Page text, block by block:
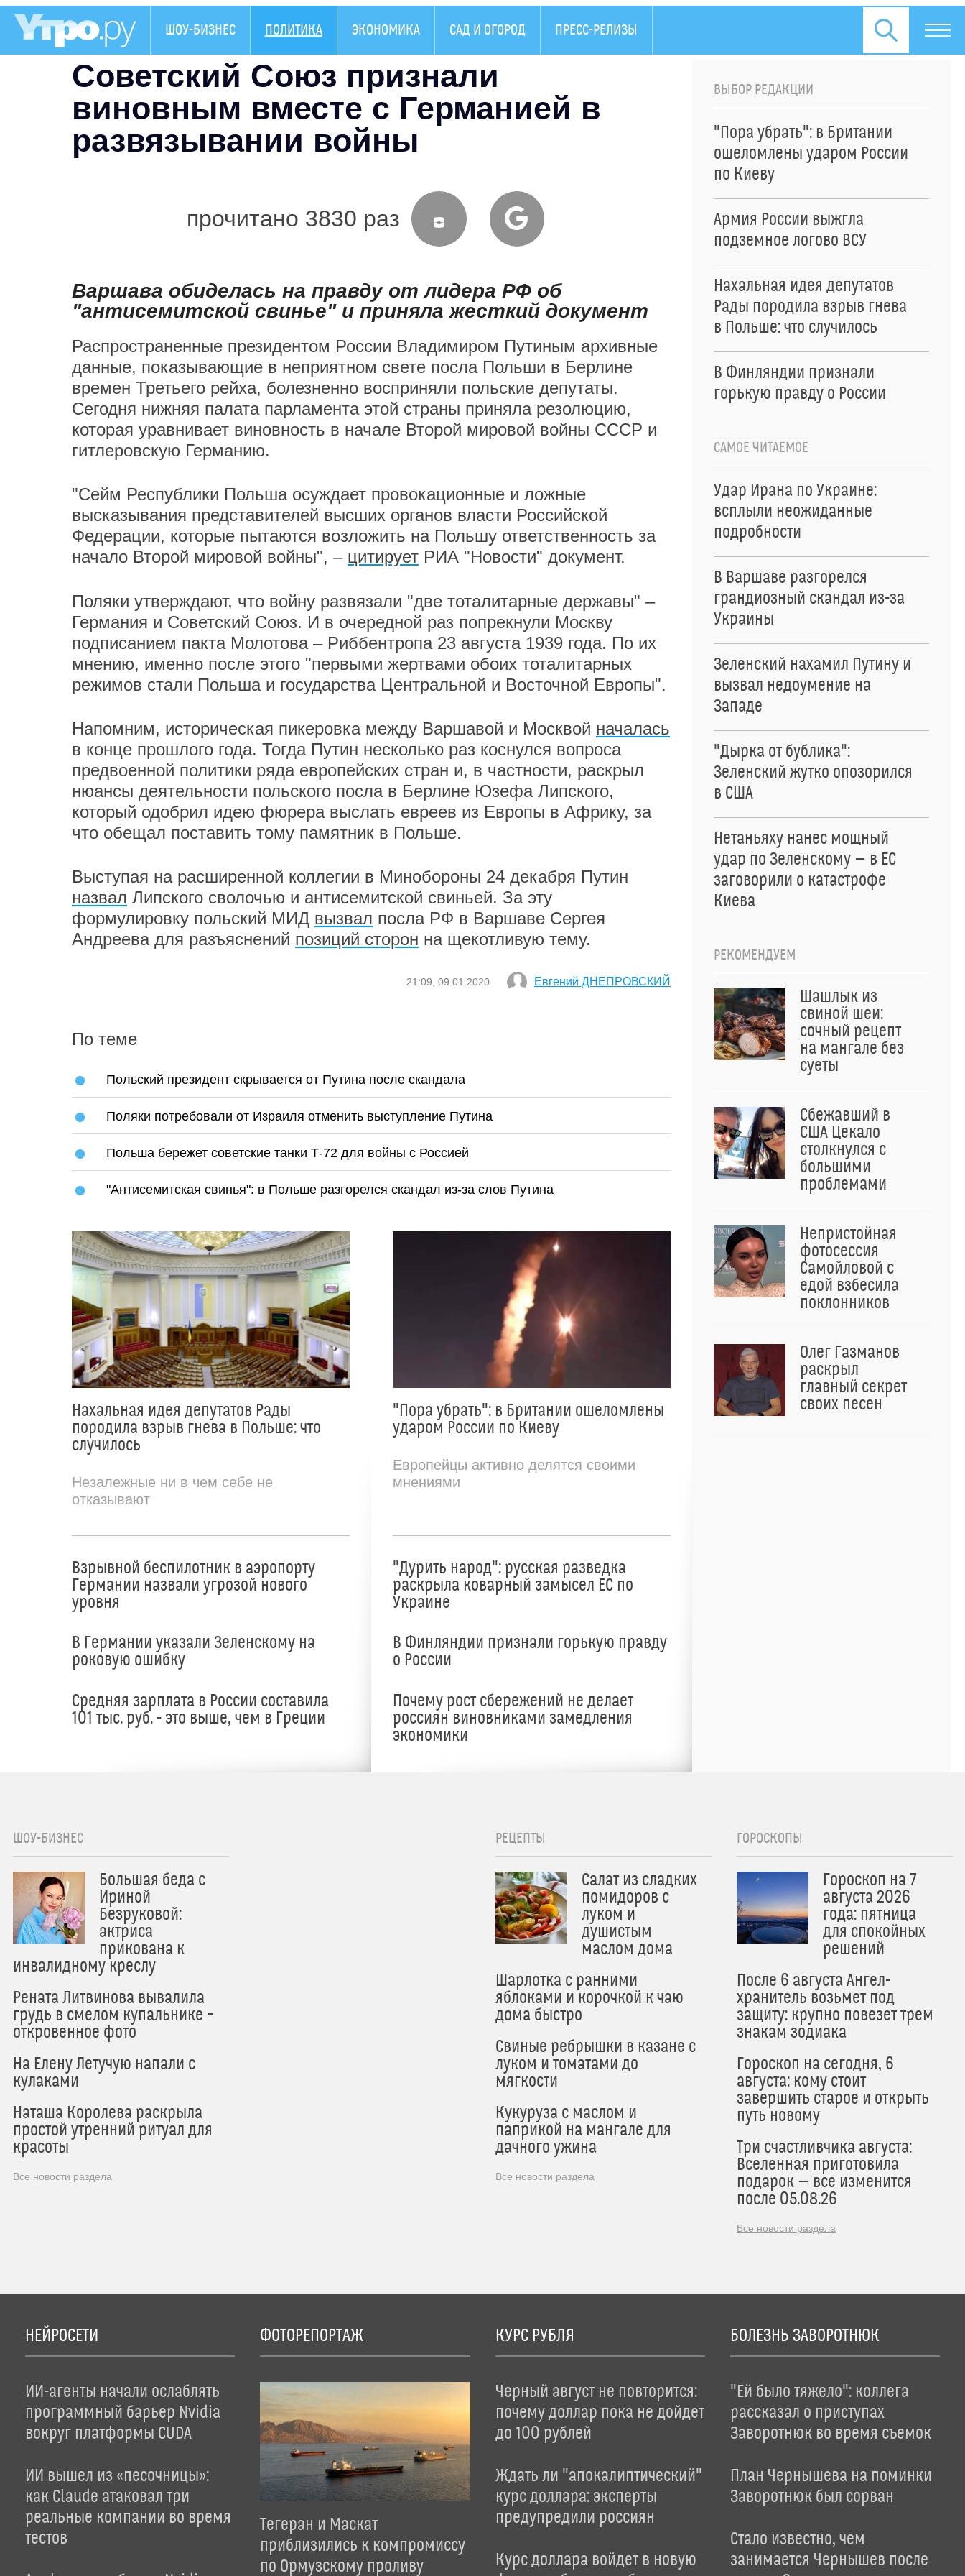
ШОУ-БИЗНЕС ПОЛИТИКА ЭКОНОМИКА САД И ОГОРОД ПРЕСС-РЕЛИЗЫ
Советский Союз признали
виновным вместе с Германией в
развязывании войны
прочитано 3830 раз
Варшава обиделась на правду от лидера РФ об
"антисемитской свинье" и приняла жесткий документ
Распространенные президентом России Владимиром Путиным архивные
данные, показывающие в неприятном свете посла Польши в Берлине
времен Третьего рейха, болезненно восприняли польские депутаты.
Сегодня нижняя палата парламента этой страны приняла резолюцию,
которая уравнивает виновность в начале Второй мировой войны СССР и
гитлеровскую Германию.
"Сейм Республики Польша осуждает провокационные и ложные
высказывания представителей высших органов власти Российской
Федерации, которые пытаются возложить на Польшу ответственность за
начало Второй мировой войны", – цитирует РИА "Новости" документ.
Поляки утверждают, что войну развязали "две тоталитарные державы" –
Германия и Советский Союз. И в очередной раз попрекнули Москву
подписанием пакта Молотова – Риббентропа 23 августа 1939 года. По их
мнению, именно после этого "первыми жертвами обоих тоталитарных
режимов стали Польша и государства Центральной и Восточной Европы".
Напомним, историческая пикеровка между Варшавой и Москвой началась
в конце прошлого года. Тогда Путин несколько раз коснулся вопроса
предвоенной политики ряда европейских стран и, в частности, раскрыл
нюансы деятельности польского посла в Берлине Юзефа Липского,
который одобрил идею фюрера выслать евреев из Европы в Африку, за
что обещал поставить тому памятник в Польше.
Выступая на расширенной коллегии в Минобороны 24 декабря Путин
назвал Липского сволочью и антисемитской свиньей. За эту
формулировку польский МИД вызвал посла РФ в Варшаве Сергея
Андреева для разъяснений позиций сторон на щекотливую тему.
21:09, 09.01.2020 Евгений ДНЕПРОВСКИЙ
По теме
Польский президент скрывается от Путина после скандала
Поляки потребовали от Израиля отменить выступление Путина
Польша бережет советские танки Т-72 для войны с Россией
"Антисемитская свинья": в Польше разгорелся скандал из-за слов Путина
Нахальная идея депутатов Рады
породила взрыв гнева в Польше: что
случилось
Незалежные ни в чем себе не
отказывают
Взрывной беспилотник в аэропорту
Германии назвали угрозой нового
уровня
В Германии указали Зеленскому на
роковую ошибку
Средняя зарплата в России составила
101 тыс. руб. - это выше, чем в Греции
"Пора убрать": в Британии ошеломлены
ударом России по Киеву
Европейцы активно делятся своими
мнениями
"Дурить народ": русская разведка
раскрыла коварный замысел ЕС по
Украине
В Финляндии признали горькую правду
о России
Почему рост сбережений не делает
россиян виновниками замедления
экономики
ВЫБОР РЕДАКЦИИ
"Пора убрать": в Британии
ошеломлены ударом России
по Киеву
Армия России выжгла
подземное логово ВСУ
Нахальная идея депутатов
Рады породила взрыв гнева
в Польше: что случилось
В Финляндии признали
горькую правду о России
САМОЕ ЧИТАЕМОЕ
Удар Ирана по Украине:
всплыли неожиданные
подробности
В Варшаве разгорелся
грандиозный скандал из-за
Украины
Зеленский нахамил Путину и
вызвал недоумение на
Западе
"Дырка от бублика":
Зеленский жутко опозорился
в США
Нетаньяху нанес мощный
удар по Зеленскому — в ЕС
заговорили о катастрофе
Киева
РЕКОМЕНДУЕМ
Шашлык из
свиной шеи:
сочный рецепт
на мангале без
суеты
Сбежавший в
США Цекало
столкнулся с
большими
проблемами
Непристойная
фотосессия
Самойловой с
едой взбесила
поклонников
Олег Газманов
раскрыл
главный секрет
своих песен
ШОУ-БИЗНЕС
Большая беда с
Ириной
Безруковой:
актриса
прикована к
инвалидному креслу
Рената Литвинова вывалила
грудь в смелом купальнике –
откровенное фото
На Елену Летучую напали с
кулаками
Наташа Королева раскрыла
простой утренний ритуал для
красоты
Все новости раздела
РЕЦЕПТЫ
Салат из сладких
помидоров с
луком и
душистым
маслом дома
Шарлотка с ранними
яблоками и корочкой к чаю
дома быстро
Свиные ребрышки в казане с
луком и томатами до
мягкости
Кукуруза с маслом и
паприкой на мангале для
дачного ужина
Все новости раздела
ГОРОСКОПЫ
Гороскоп на 7
августа 2026
года: пятница
для спокойных
решений
После 6 августа Ангел-
хранитель возьмет под
защиту: крупно повезет трем
знакам зодиака
Гороскоп на сегодня, 6
августа: кому стоит
завершить старое и открыть
путь новому
Три счастливчика августа:
Вселенная приготовила
подарок — все изменится
после 05.08.26
Все новости раздела
НЕЙРОСЕТИ
ИИ-агенты начали ослаблять
программный барьер Nvidia
вокруг платформы CUDA
ИИ вышел из «песочницы»:
как Claude атаковал три
реальные компании во время
тестов
ФОТОРЕПОРТАЖ
Тегеран и Маскат
приблизились к компромиссу
по Ормузскому проливу
КУРС РУБЛЯ
Черный август не повторится:
почему доллар пока не дойдет
до 100 рублей
Ждать ли "апокалиптический"
курс доллара: эксперты
предупредили россиян
Курс доллара войдет в новую
БОЛЕЗНЬ ЗАВОРОТНЮК
"Ей было тяжело": коллега
рассказал о приступах
Заворотнюк во время съемок
План Чернышева на поминки
Заворотнюк был сорван
Стало известно, чем
занимается Чернышев после